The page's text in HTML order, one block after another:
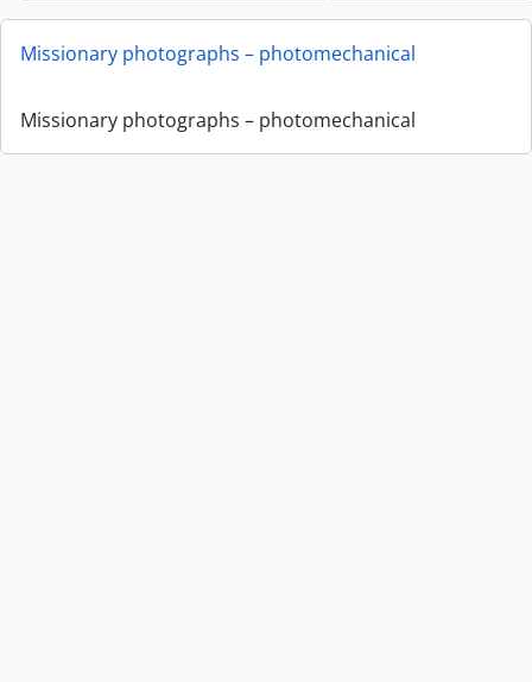
Missionary photographs – photomechanical
Missionary photographs – photomechanical